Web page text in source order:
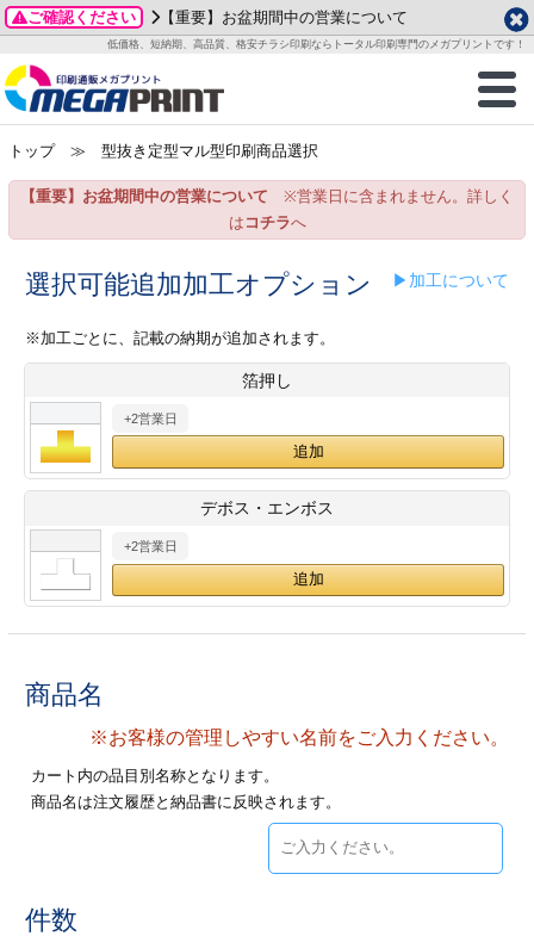
ご確認ください 【重要】お盆期間中の営業について
低価格、短納期、高品質、格安チラシ印刷ならトータル印刷専門のメガプリントです！
商品一覧
グッズ
ステッカー
ックカード印刷
業ツール印刷
＆盛り上げ印刷
ご利用ガイド
お客様へ
いて
方法
/送料について
刷
カード印刷
ックカード名刺
ムカード
型マル型印刷
ード印刷
印刷
ファイル印刷
データ作成ガイド
成前に
ガイド
加工指示ガイド
テンプレート
ード印刷
名刺印刷
ックカード
ード印刷
印刷
形マル型
印刷
名刺印刷
ムカード印刷
一覧
わせ
り
プル請求
2026年 8月
月
火 水 木 金
土
1
3
4 5 6 7
8
15
24
25 26 27
29
土
1
2 3
8 9 10 11
12
14
15 16 17 18
19
25
26
28
29 30
トップ≫ 型抜き定型マル型印刷商品選択
【重要】お盆期間中の営業について ※営業日に含まれません。詳しく
は コチラへ
選択可能追加加工オプション ▶加工について
※加工ごとに、記載の納期が追加されます。
箔押し
+2営業日
デボス・エンボス
+2営業日
商品名
※お客様の管理しやすい名前をご入力ください。
カート内の品目別名称となります。
商品名は注文履歴と納品書に反映されます。
件数